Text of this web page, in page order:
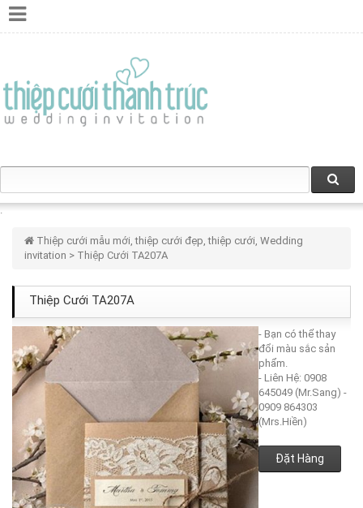
Thiệp cưới mẫu mới, thiệp cưới đẹp, thiệp cưới, Wedding
invitation > Thiệp Cưới TA207A
Thiệp Cưới TA207A
- Bạn có thể thay
đổi màu sắc sản
phẩm.
- Liên Hệ: 0908
645049 (Mr.Sang) -
0909 864303
(Mrs.Hiền)
Đặt Hàng